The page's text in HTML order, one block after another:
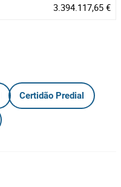
3.394.117,65 €
Certidão Predial